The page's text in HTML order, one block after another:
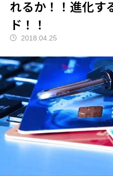
れるか！！進化す
ド！！
2018.04.25